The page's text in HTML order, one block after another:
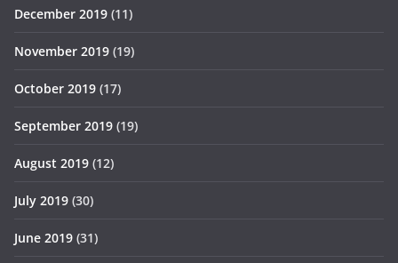
December 2019 (11)
November 2019 (19)
October 2019 (17)
September 2019 (19)
August 2019 (12)
July 2019 (30)
June 2019 (31)